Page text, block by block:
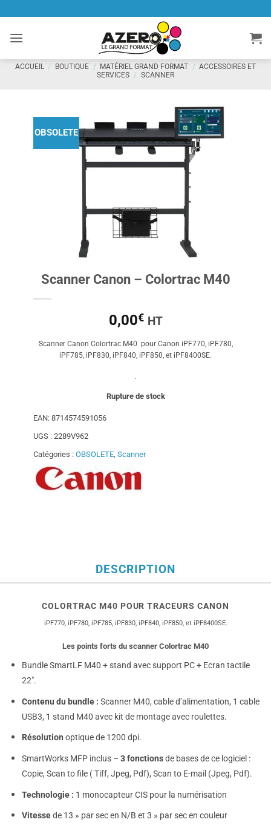
contenu
ACCUEIL / BOUTIQUE / MATÉRIEL GRAND FORMAT / ACCESSOIRES ET
SERVICES / SCANNER
OBSOLETE
Scanner Canon – Colortrac M40
0,00€ HT
Scanner Canon Colortrac M40 pour Canon iPF770, iPF780,
iPF785, iPF830, iPF840, iPF850, et iPF8400SE.
.
Rupture de stock
EAN: 8714574591056
UGS : 2289V962
Catégories : OBSOLETE, Scanner
DESCRIPTION
COLORTRAC M40 POUR TRACEURS CANON
iPF770, iPF780, iPF785, iPF830, iPF840, iPF850, et iPF8400SE.
Les points forts du scanner Colortrac M40
Bundle SmartLF M40 + stand avec support PC + Ecran tactile
22″.
Contenu du bundle : Scanner M40, cable d’alimentation, 1 cable
USB3, 1 stand M40 avec kit de montage avec roulettes.
Résolution optique de 1200 dpi.
SmartWorks MFP inclus – 3 fonctionsde bases de ce logiciel :
Copie, Scan to file ( Tiff, Jpeg, Pdf), Scan to E-mail (Jpeg, Pdf).
Technologie : 1 monocapteur CIS pour la numérisation
Vitessede 13 » par sec en N/B et 3 » par sec en couleur